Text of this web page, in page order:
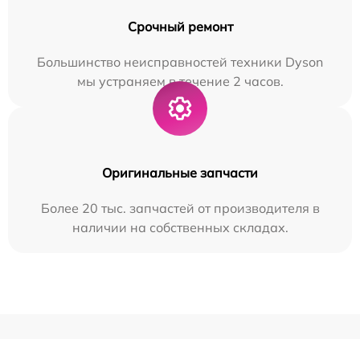
Срочный ремонт
Большинство неисправностей техники Dyson
мы устраняем в течение 2 часов.
Оригинальные запчасти
Более 20 тыс. запчастей от производителя в
наличии на собственных складах.